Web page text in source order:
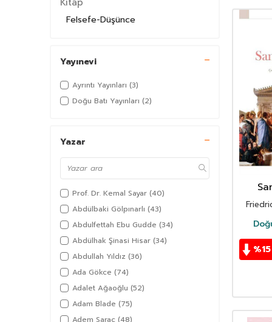
Felsefe-Düşünce
Yayınevi
Ayrıntı Yayınları (3)
Doğu Batı Yayınları (2)
Yazar
Prof. Dr. Kemal Sayar (40)
Abdülbaki Gölpınarlı (43)
Abdulfettah Ebu Gudde (34)
Abdülhak Şinasi Hisar (34)
Abdullah Yıldız (36)
Ada Gökce (74)
Adalet Ağaoğlu (52)
Adam Blade (75)
Adem Saraç (48)
%15